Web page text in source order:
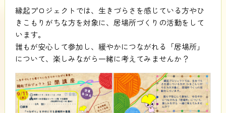
縁起プロジェクトでは、生きづらさを感じている方やひ
きこもりがちな方を対象に、居場所づくりの活動をして
います。
誰もが安心して参加し、緩やかにつながれる「居場所」
について、楽しみながら一緒に考えてみませんか？